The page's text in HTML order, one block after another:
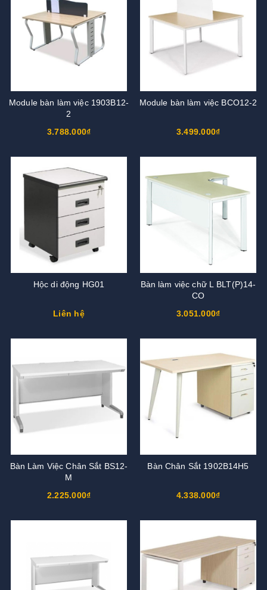
Module bàn làm việc 1903B12-
2
3.788.000₫
Module bàn làm việc BCO12-2
3.499.000₫
Hộc di động HG01
Liên hệ
Bàn làm việc chữ L BLT(P)14-
CO
3.051.000₫
Bàn Làm Việc Chân Sắt BS12-
M
2.225.000₫
Bàn Chân Sắt 1902B14H5
4.338.000₫